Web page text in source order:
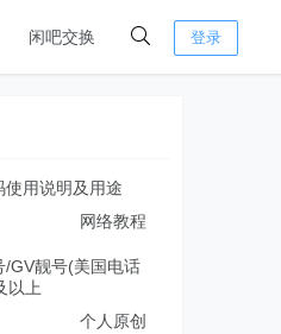
闲吧交换 登录
使用说明及用途
网络教程
/GV靓号(美国电话
以上
个人原创